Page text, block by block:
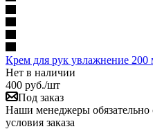
Крем для рук увлажнение 200
Нет в наличии
400 руб./шт
Под заказ
Наши менеджеры обязательно
условия заказа